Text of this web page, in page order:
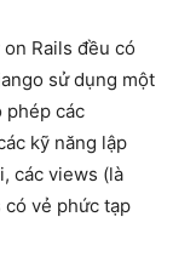
Rails đều có
sử dụng một
phép các
kỹ năng lập
các views (là
có vẻ phức tạp